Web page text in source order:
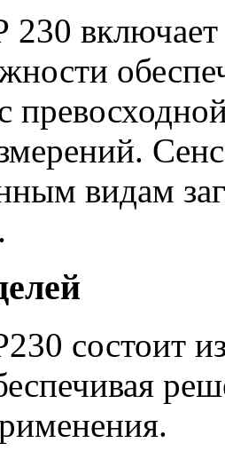
включает
видам
состоит